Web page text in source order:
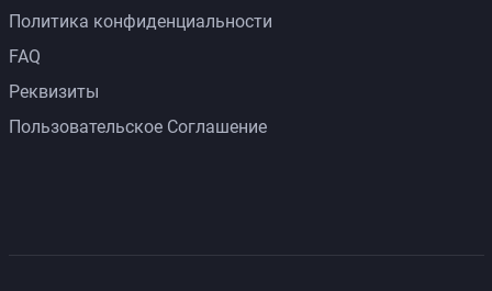
Политика конфиденциальности
FAQ
Реквизиты
Пользовательское Соглашение